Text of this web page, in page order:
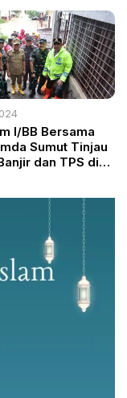
I/BB Bersama
Sumut Tinjau
dan TPS di